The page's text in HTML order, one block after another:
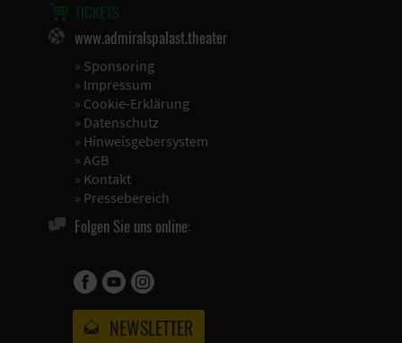
TICKETS
www.admiralspalast.theater
» Sponsoring
» Impressum
» Cookie-Erklärung
» Datenschutz
» Hinweisgebersystem
» AGB
» Kontakt
» Pressebereich
Folgen Sie uns online:
NEWSLETTER